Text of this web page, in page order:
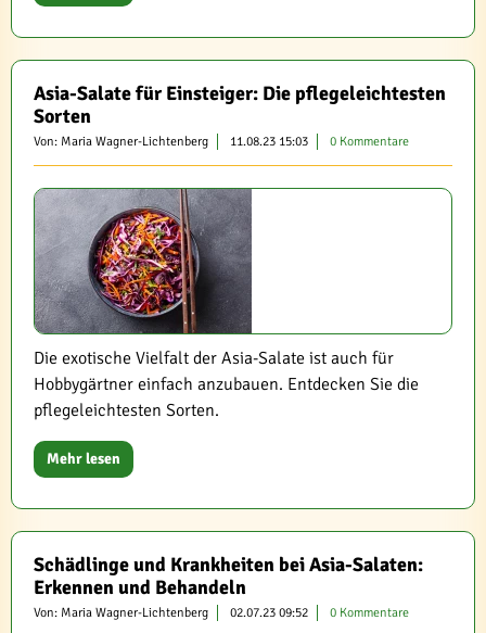
Asia-Salate für Einsteiger: Die pflegeleichtesten
Sorten
Von: Maria Wagner-Lichtenberg 11.08.23 15:03 0 Kommentare
Die exotische Vielfalt der Asia-Salate ist auch für
Hobbygärtner einfach anzubauen. Entdecken Sie die
pflegeleichtesten Sorten.
Mehr lesen
Schädlinge und Krankheiten bei Asia-Salaten:
Erkennen und Behandeln
Von: Maria Wagner-Lichtenberg 02.07.23 09:52 0 Kommentare